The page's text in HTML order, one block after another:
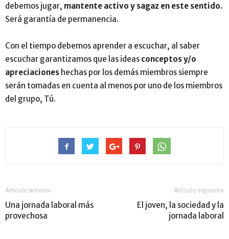
debemos jugar, mantente activo y sagaz en este sentido.
Será garantía de permanencia.
Con el tiempo debemos aprender a escuchar, al saber
escuchar garantizamos que las ideas conceptos y/o
apreciaciones hechas por los demás miembros siempre
serán tomadas en cuenta al menos por uno de los miembros
del grupo, Tú.
Artículo anterior
Una jornada laboral más
provechosa
Artículo siguiente
El joven, la sociedad y la
jornada laboral